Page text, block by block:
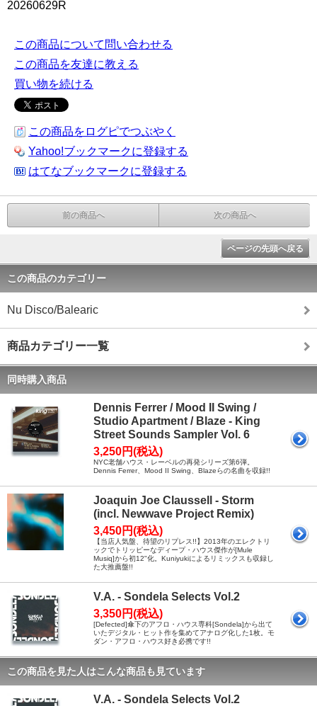
20260629R
この商品について問い合わせる
この商品を友達に教える
買い物を続ける
この商品をログピでつぶやく
Yahoo!ブックマークに登録する
はてなブックマークに登録する
前の商品へ 次の商品へ
ページの先頭へ戻る
この商品のカテゴリー
Nu Disco/Balearic
商品カテゴリー一覧
同時購入商品
Dennis Ferrer / Mood II Swing /
Studio Apartment / Blaze - King
Street Sounds Sampler Vol. 6
3,250円(税込)
NYC老舗ハウス・レーベルの再発シリーズ第6弾。
Dennis Ferrer、Mood II Swing、Blazeらの名曲を収録!!
Joaquin Joe Claussell - Storm
(incl. Newwave Project Remix)
3,450円(税込)
【当店人気盤、待望のリプレス!!】2013年のエレクトリ
ックでトリッピーなディープ・ハウス傑作が[Mule
Musiq]から初12"化。Kuniyukiによるリミックスも収録し
た大推薦盤!!
V.A. - Sondela Selects Vol.2
3,350円(税込)
[Defected]傘下のアフロ・ハウス専科[Sondela]から出て
いたデジタル・ヒット作を集めてアナログ化した1枚。モ
ダン・アフロ・ハウス好き必携です!!
この商品を見た人はこんな商品も見ています
V.A. - Sondela Selects Vol.2